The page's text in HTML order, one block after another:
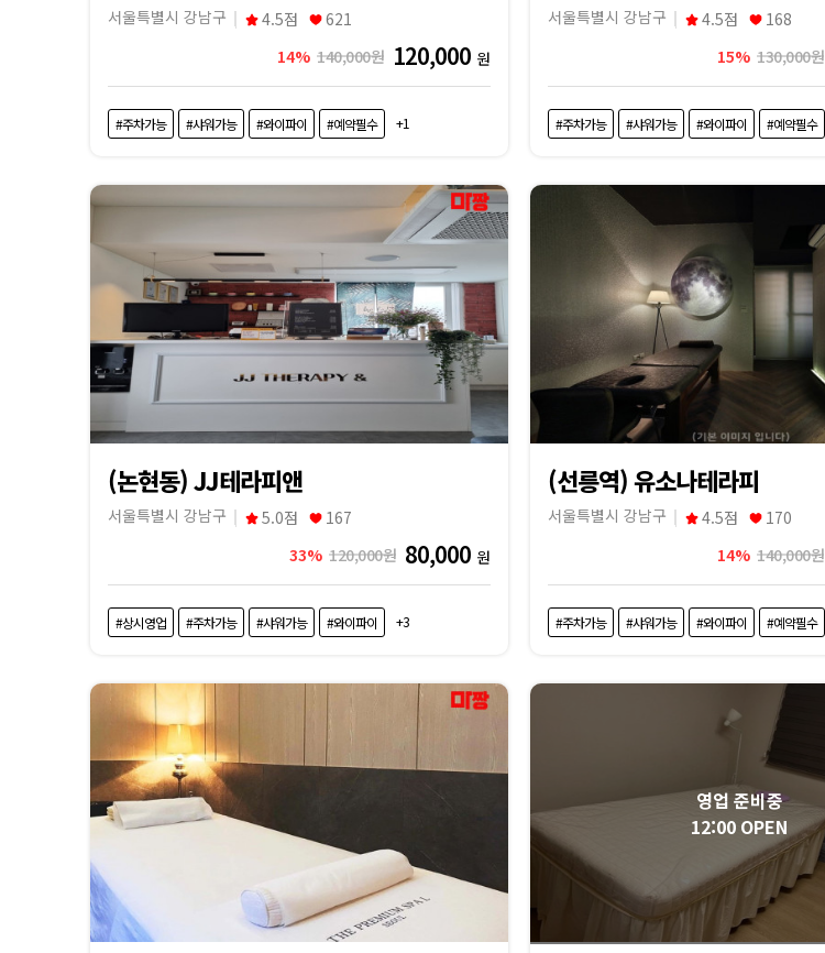
서울특별시 강남구 4.5점
621
14% 140,000원 120,000 원
#주차가능 #샤워가능 #와이파이 #예약필수 +1
서울특별시 강남구 4.5점
168
15% 130,000원
#주차가능 #샤워가능 #와이파이 #예약필수
(논현동) JJ테라피앤
서울특별시 강남구 5.0점
167
33% 120,000원 80,000 원
#상시영업 #주차가능 #샤워가능 #와이파이 +3
(선릉역) 유소나테라피
서울특별시 강남구 4.5점
170
14% 140,000원
#주차가능 #샤워가능 #와이파이 #예약필수
영업 준비중
12:00 OPEN